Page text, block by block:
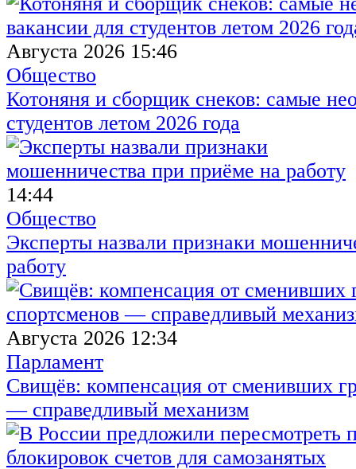
Августа 2026 15:46
Общество
Котоняня и сборщик снеков: самые
студентов летом 2026 года
14:44
Общество
Эксперты назвали признаки
работу
Августа 2026 12:34
Парламент
Свищёв: компенсация от сменивших
— справедливый механизм